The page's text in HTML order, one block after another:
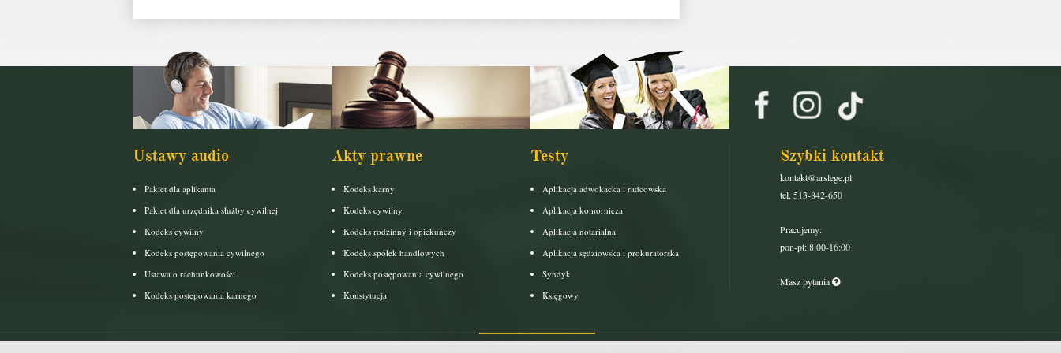
Ustawy audio
Pakiet dla aplikanta
Pakiet dla urzędnika służby cywilnej
Kodeks cywilny
Kodeks postępowania cywilnego
Ustawa o rachunkowości
Kodeks postepowania karnego
Akty prawne
Kodeks karny
Kodeks cywilny
Kodeks rodzinny i opiekuńczy
Kodeks spółek handlowych
Kodeks postępowania cywilnego
Konstytucja
Testy
Aplikacja adwokacka i radcowska
Aplikacja komornicza
Aplikacja notarialna
Aplikacja sędziowska i prokuratorska
Syndyk
Księgowy
Szybki kontakt
kontakt@arslege.pl
tel. 513-842-650
Pracujemy:
pon-pt: 8:00-16:00
Masz pytania